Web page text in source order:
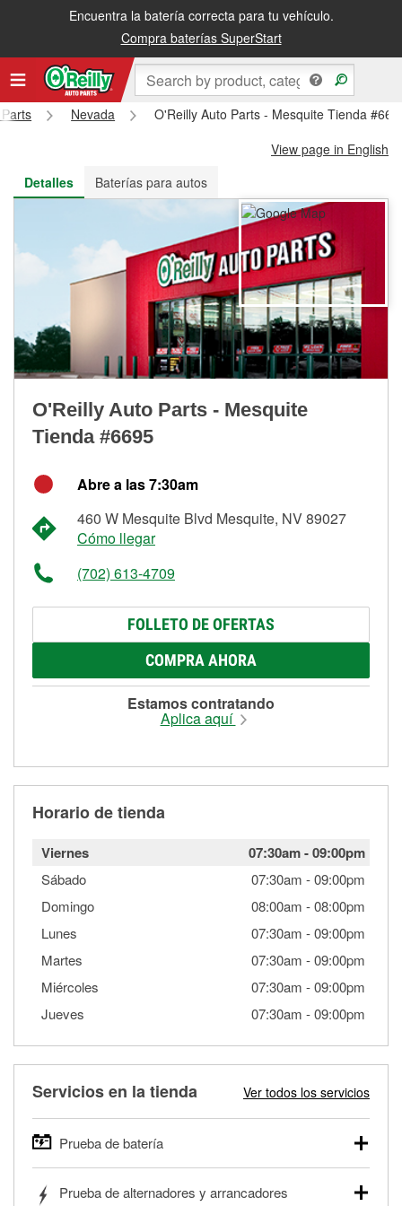
Encuentra la batería correcta para tu vehículo.
Compra baterías SuperStart
Recibe tu orden gratis al día siguiente o recógela en la tienda
Nevada
O'Reilly Auto Parts - Mesquite Tienda
View page in English
Detalles
Baterías para autos
O'Reilly Auto Parts - Mesquite
Tienda #6695
Abre a las 7:30am
460 W Mesquite Blvd Mesquite, NV 89027
Cómo llegar
(702) 613-4709
FOLLETO DE OFERTAS
COMPRA AHORA
Estamos contratando
Aplica aquí
Horario de tienda
Viernes 07:30am-09:00pm
Sábado 07:30am -09:00pm
Domingo
08:00am -08:00pm
Lunes
07:30am -09:00pm
Martes
07:30am -09:00pm
Miércoles
07:30am -09:00pm
Jueves
07:30am -09:00pm
Servicios en la tienda Ver todos los servicios
Prueba de batería
autos, camionetas, SUVs, vehículos comerciales y
Prueba de alternadores y arrancadores